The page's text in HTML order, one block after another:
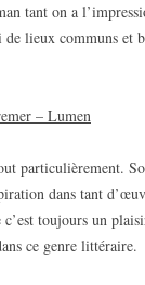
tant on a
lieux communs et
– Lumen
particulièrement.
dans tant
toujours un
ce genre littéraire.